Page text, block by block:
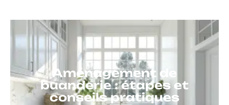
Aménagement de
buanderie : étapes et
conseils pratiques